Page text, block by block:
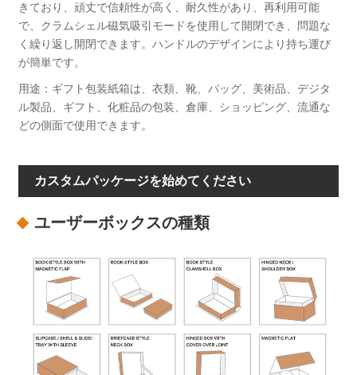
きており、頑丈で信頼性が高く、耐久性があり、再利用可能
で、クラムシェル磁気吸引モードを使用して開閉でき、問題な
く繰り返し開閉できます。ハンドルのデザインにより持ち運び
が簡単です。
用途：ギフト包装紙箱は、衣類、靴、バッグ、美術品、デジタ
ル製品、ギフト、化粧品の包装、倉庫、ショッピング、流通な
どの側面で使用できます。
カスタムパッケージを始めてください
ユーザーボックスの種類